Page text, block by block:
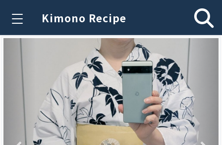
Kimono Recipe
Previous